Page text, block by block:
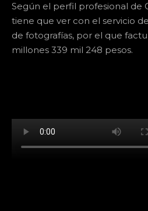
Según el perfil profesional de
tiene que ver con el servicio
de fotografías, por el que
millones 339 mil 248 pesos.